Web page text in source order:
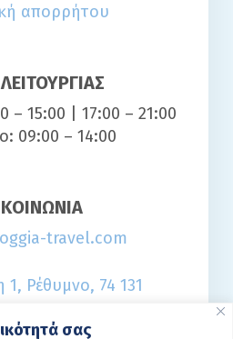
σας
απορρήτου
– 15:00 | 17:00 – 21:00
09:00 – 14:00
travel.com
1, Ρέθυμνο, 74 131
021042